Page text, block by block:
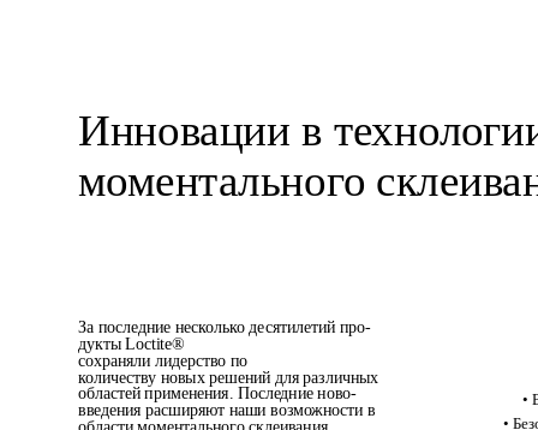
Инновации в
моментального
За последние несколько десятилетий про-
дукты Loctite®
сохраняли лидерство по
количеству новых решений для различных
областей применения. Последние ново-
введения расширяют наши возможности в
•
•